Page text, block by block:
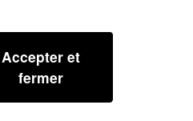
Accepter et
fermer